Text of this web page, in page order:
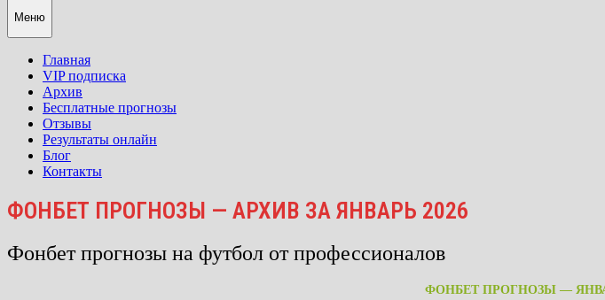
Меню
Главная
VIP подписка
Архив
Бесплатные прогнозы
Отзывы
Результаты онлайн
Блог
Контакты
ФОНБЕТ ПРОГНОЗЫ — АРХИВ ЗА ЯНВАРЬ 2026
Фонбет прогнозы на футбол от профессионалов
ФОНБЕТ ПРОГНОЗЫ —